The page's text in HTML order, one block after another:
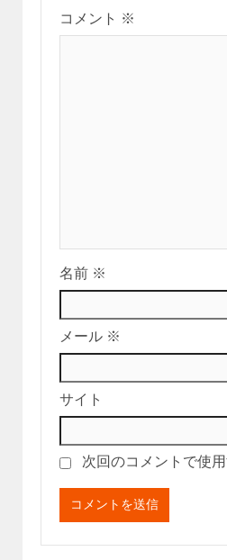
コメント ※
名前 ※
メール ※
サイト
次回のコメントで使